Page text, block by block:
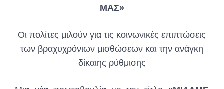
ΜΑΣ»
Οι πολίτες μιλούν για τις κοινωνικές επιπτώσεις
των βραχυχρόνιων μισθώσεων και την ανάγκη
δίκαιης ρύθμισης